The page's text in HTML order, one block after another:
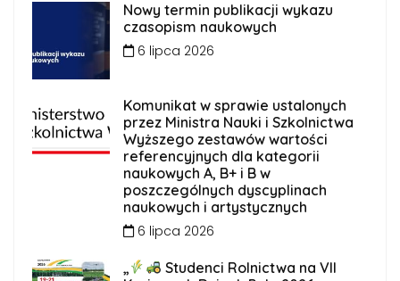
Nowy termin publikacji wykazu
czasopism naukowych
6 lipca 2026
Komunikat w sprawie ustalonych
przez Ministra Nauki i Szkolnictwa
Wyższego zestawów wartości
referencyjnych dla kategorii
naukowych A, B+ i B w
poszczególnych dyscyplinach
naukowych i artystycznych
6 lipca 2026
„
Studenci Rolnictwa na VII